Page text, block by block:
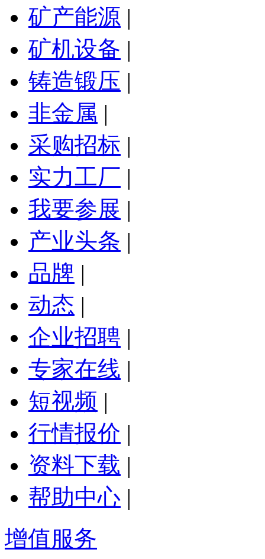
矿产能源 |
矿机设备 |
铸造锻压 |
非金属 |
采购招标 |
实力工厂 |
我要参展 |
产业头条 |
品牌 |
动态 |
企业招聘 |
专家在线 |
短视频 |
行情报价 |
资料下载 |
帮助中心 |
增值服务